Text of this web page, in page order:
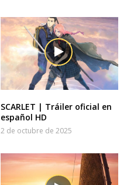
SCARLET | Tráiler oficial en
español HD
2 de octubre de 2025